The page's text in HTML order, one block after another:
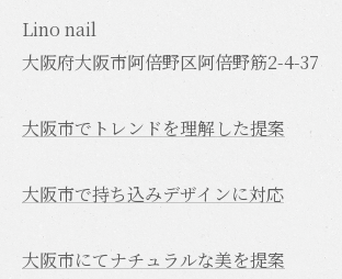
Lino nail
大阪府大阪市阿倍野区阿倍野筋2-4-37
大阪市でトレンドを理解した提案
大阪市で持ち込みデザインに対応
大阪市にてナチュラルな美を提案